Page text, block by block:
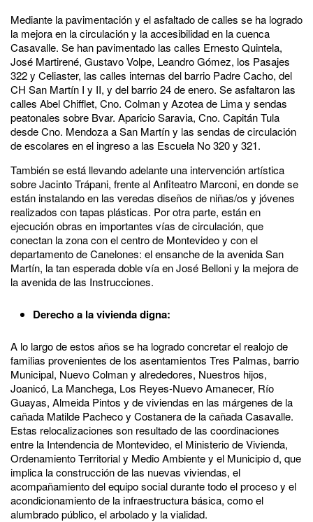
Mediante la pavimentación y el asfaltado de calles se ha logrado
la mejora en la circulación y la accesibilidad en la cuenca
Casavalle. Se han pavimentado las calles Ernesto Quintela,
José Martirené, Gustavo Volpe, Leandro Gómez, los Pasajes
322 y Celiaster, las calles internas del barrio Padre Cacho, del
CH San Martín I y II, y del barrio 24 de enero. Se asfaltaron las
calles Abel Chifflet, Cno. Colman y Azotea de Lima y sendas
peatonales sobre Bvar. Aparicio Saravia, Cno. Capitán Tula
desde Cno. Mendoza a San Martín y las sendas de circulación
de escolares en el ingreso a las Escuela No 320 y 321.
También se está llevando adelante una intervención artística
sobre Jacinto Trápani, frente al Anfiteatro Marconi, en donde se
están instalando en las veredas diseños de niñas/os y jóvenes
realizados con tapas plásticas. Por otra parte, están en
ejecución obras en importantes vías de circulación, que
conectan la zona con el centro de Montevideo y con el
departamento de Canelones: el ensanche de la avenida San
Martín, la tan esperada doble vía en José Belloni y la mejora de
la avenida de las Instrucciones.
Derecho a la vivienda digna:
A lo largo de estos años se ha logrado concretar el realojo de
familias provenientes de los asentamientos Tres Palmas, barrio
Municipal, Nuevo Colman y alrededores, Nuestros hijos,
Joanicó, La Manchega, Los Reyes-Nuevo Amanecer, Río
Guayas, Almeida Pintos y de viviendas en las márgenes de la
cañada Matilde Pacheco y Costanera de la cañada Casavalle.
Estas relocalizaciones son resultado de las coordinaciones
entre la Intendencia de Montevideo, el Ministerio de Vivienda,
Ordenamiento Territorial y Medio Ambiente y el Municipio d, que
implica la construcción de las nuevas viviendas, el
acompañamiento del equipo social durante todo el proceso y el
acondicionamiento de la infraestructura básica, como el
alumbrado público, el arbolado y la vialidad.